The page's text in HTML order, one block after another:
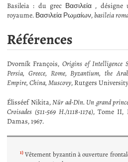
Basileia : du grec Βασιλεία ,
royaume. Βασιλεία Ρωμαίων,basileia
Références
Dvorník François, Origins of Intelligence
Persia, Greece, Rome, Byzantium, the
Empire, China, Muscovy, Rutgers
Élisséef Nikita,Nūr ad-Dīn. Un grand
Croisades (511-569 H./1118-1174), Tome II,
Damas, 1967.
1) Vêtement byzantin à ouverture